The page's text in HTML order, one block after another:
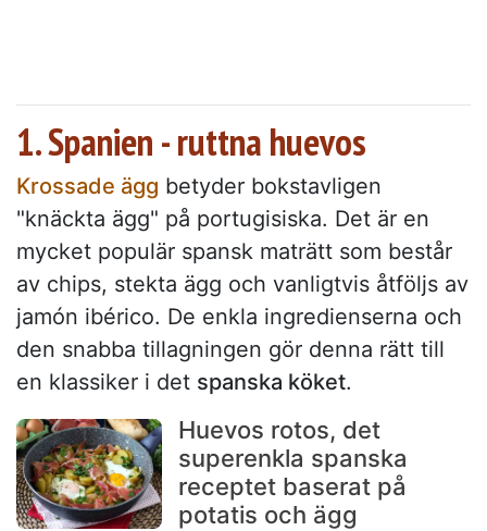
1. Spanien - ruttna huevos
Krossade ägg betyder bokstavligen
"knäckta ägg" på portugisiska. Det är en
mycket populär spansk maträtt som består
av chips, stekta ägg och vanligtvis åtföljs av
jamón ibérico. De enkla ingredienserna och
den snabba tillagningen gör denna rätt till
en klassiker i det spanska köket.
Huevos rotos, det
superenkla spanska
receptet baserat på
potatis och ägg